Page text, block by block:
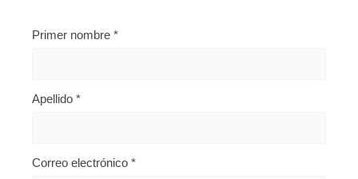
Primer nombre *
Apellido *
Correo electrónico *